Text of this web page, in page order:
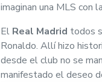
imaginan una MLS
El Real Madrid todos
Ronaldo. Allí hizo
desde el club no se
manifestado el deseo